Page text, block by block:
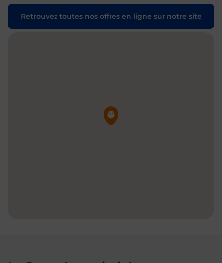
Retrouvez toutes nos offres en ligne sur notre site
Pin de la carte